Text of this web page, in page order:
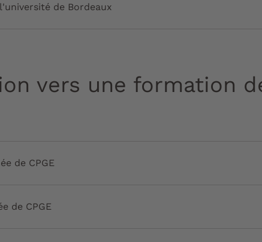
de Bordeaux
vers une formation
de CPGE
de CPGE